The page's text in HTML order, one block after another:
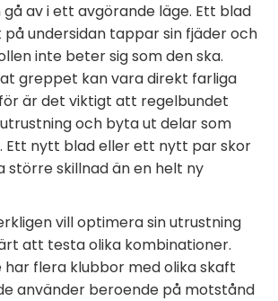
av i ett avgörande läge. Ett blad
undersidan tappar sin fjäder och
inte beter sig som den ska.
greppet kan vara direkt farliga
är det viktigt att regelbundet
och byta ut delar som
Ett nytt blad eller ett nytt par skor
större skillnad än en helt ny
vill optimera sin utrustning
att testa olika kombinationer.
har flera klubbor med olika skaft
använder beroende på motstånd